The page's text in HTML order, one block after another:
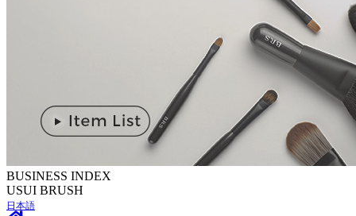
BUSINESS INDEX
USUI BRUSH
日本語